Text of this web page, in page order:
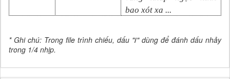
bao xót xa ...
* Ghi chú: Trong file trình chiếu, dấu "/" dùng để đánh dấu nhảy
trong 1/4 nhịp.